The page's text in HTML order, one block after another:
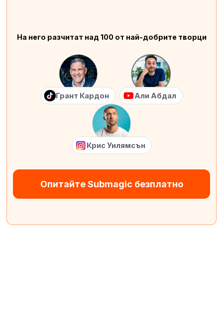
На него разчитат над 100 от най-добрите творци
Грант Кардон Али Абдал
Крис Уилямсън
Опитайте Submagic безплатно